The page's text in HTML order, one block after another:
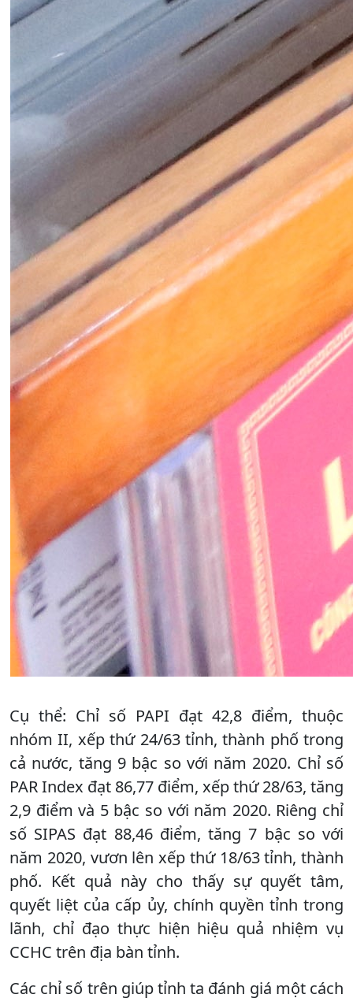
Cụ thể: Chỉ số PAPI đạt 42,8 điểm, thuộc
nhóm II, xếp thứ 24/63 tỉnh, thành phố trong
cả nước, tăng 9 bậc so với năm 2020. Chỉ số
PAR Index đạt 86,77 điểm, xếp thứ 28/63, tăng
2,9 điểm và 5 bậc so với năm 2020. Riêng chỉ
số SIPAS đạt 88,46 điểm, tăng 7 bậc so với
năm 2020, vươn lên xếp thứ 18/63 tỉnh, thành
phố. Kết quả này cho thấy sự quyết tâm,
quyết liệt của cấp ủy, chính quyền tỉnh trong
lãnh, chỉ đạo thực hiện hiệu quả nhiệm vụ
CCHC trên địa bàn tỉnh.
Các chỉ số trên giúp tỉnh ta đánh giá một cách